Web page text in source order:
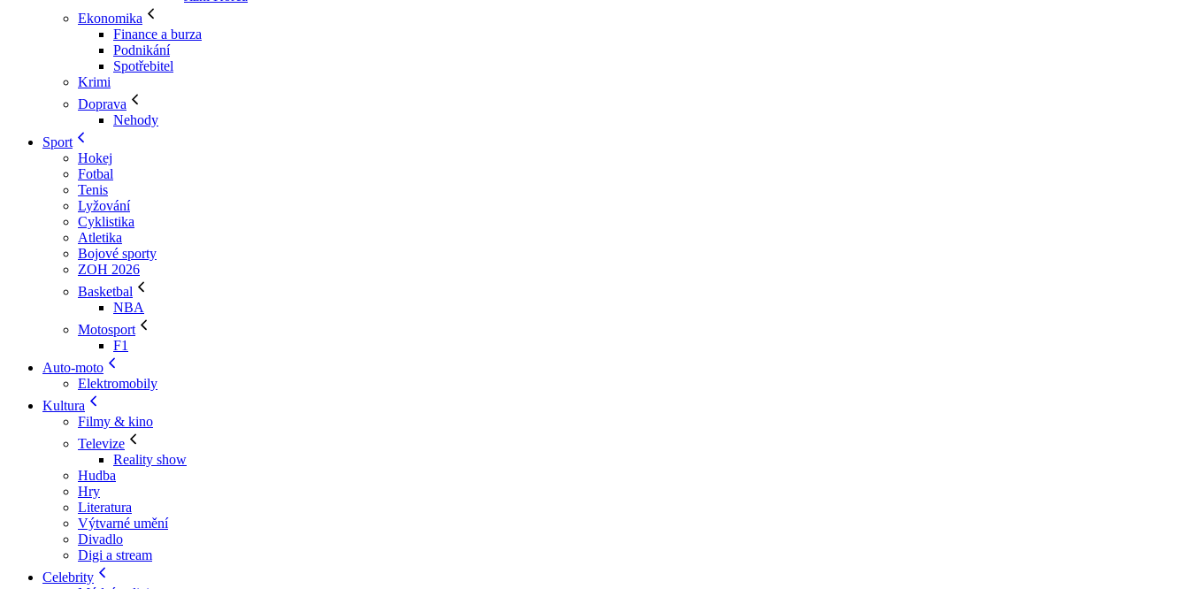
Ekonomika
Finance a burza
Podnikání
Spotřebitel
Krimi
Doprava
Nehody
Sport
Hokej
Fotbal
Tenis
Lyžování
Cyklistika
Atletika
Bojové sporty
ZOH 2026
Basketbal
NBA
Motosport
F1
Auto-moto
Elektromobily
Kultura
Filmy & kino
Televize
Reality show
Hudba
Hry
Literatura
Výtvarné umění
Divadlo
Digi a stream
Celebrity